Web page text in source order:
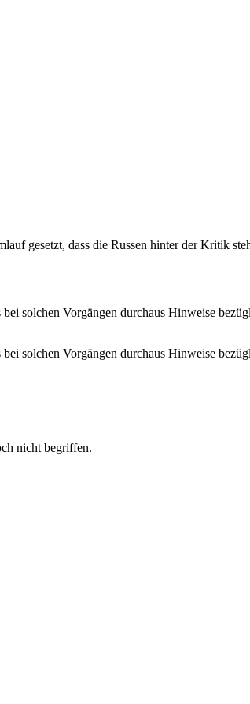
gesetzt, dass die Russen hinter der Kritik
solchen Vorgängen durchaus Hinweise
solchen Vorgängen durchaus Hinweise
nicht begriffen.